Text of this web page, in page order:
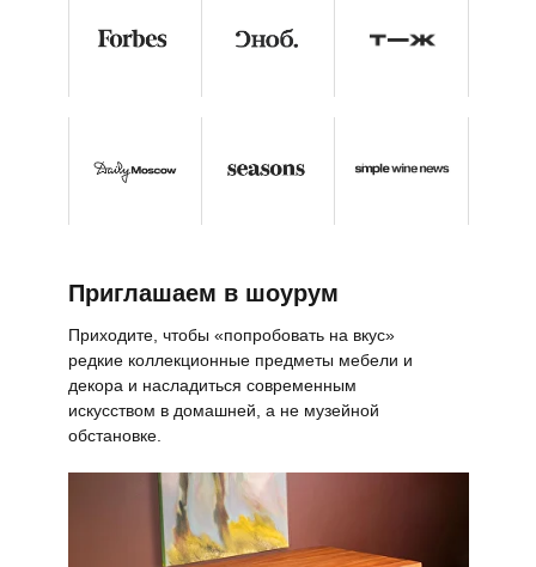
Приглашаем в шоурум
Приходите, чтобы «попробовать на вкус»
редкие коллекционные предметы мебели и
декора и насладиться современным
искусством в домашней, а не музейной
обстановке.